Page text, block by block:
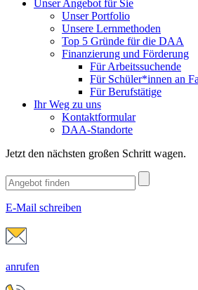
Unser Angebot für Sie
Unser Portfolio
Unsere Lernmethoden
Top 5 Gründe für die DAA
Finanzierung und Förderung
Für Arbeitssuchende
Für Schüler*innen an
Für Berufstätige
Ihr Weg zu uns
Kontaktformular
DAA-Standorte
Jetzt den nächsten großen Schritt wagen.
E-Mail schreiben
anrufen